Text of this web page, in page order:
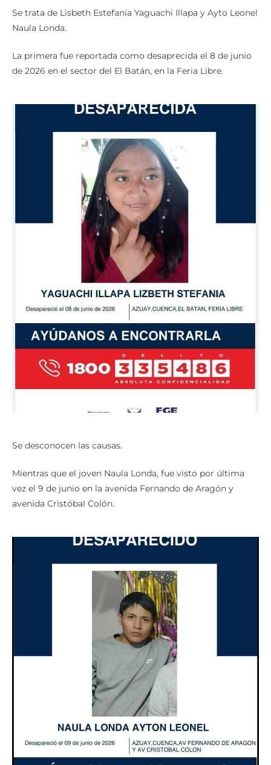
Se trata de Lisbeth Estefanía Yaguachi Illapa y Ayto Leonel
Naula Londa.
La primera fue reportada como desaprecida el 8 de junio
de 2026 en el sector del El Batán, en la Feria Libre.
Se desconocen las causas.
Mientras que el joven Naula Londa, fue visto por última
vez el 9 de junio en la avenida Fernando de Aragón y
avenida Cristóbal Colón.